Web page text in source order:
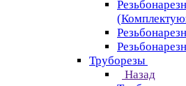
Труборезы
Назад